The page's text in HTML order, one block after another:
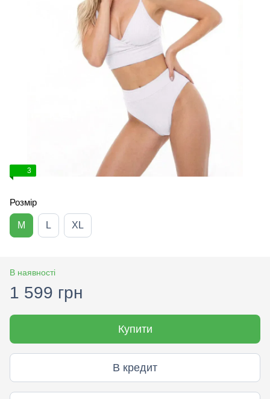
3
Розмір
M L XL
В наявності
1 599 грн
Купити
В кредит